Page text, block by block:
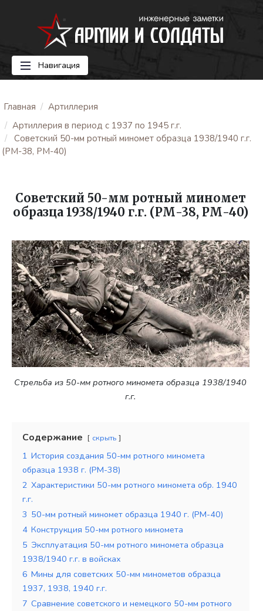
Навигация
Главная
Артиллерия
Артиллерия в период с 1937 по 1945 г.г.
Советский 50-мм ротный миномет образца 1938/1940 г.г.
(РМ-38, РМ-40)
Советский 50-мм ротный миномет
образца 1938/1940 г.г. (РМ-38, РМ-40)
Стрельба из 50-мм ротного миномета образца 1938/1940
г.г.
Содержание скрыть
1 История создания 50-мм ротного миномета
образца 1938 г. (РМ-38)
2 Характеристики 50-мм ротного миномета обр. 1940
г.г.
3 50-мм ротный миномет образца 1940 г. (РМ-40)
4 Конструкция 50-мм ротного миномета
5 Эксплуатация 50-мм ротного миномета образца
1938/1940 г.г. в войсках
6 Мины для советских 50-мм минометов образца
1937, 1938, 1940 г.г.
7 Сравнение советского и немецкого 50-мм ротного